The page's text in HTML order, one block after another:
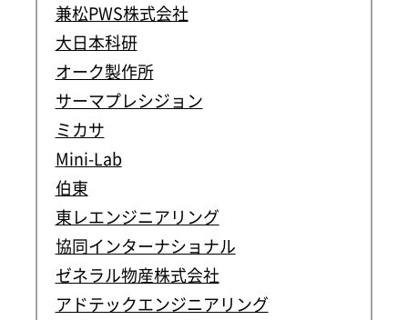
兼松PWS株式会社
大日本科研
オーク製作所
サーマプレシジョン
ミカサ
Mini-Lab
伯東
東レエンジニアリング
協同インターナショナル
ゼネラル物産株式会社
アドテックエンジニアリング